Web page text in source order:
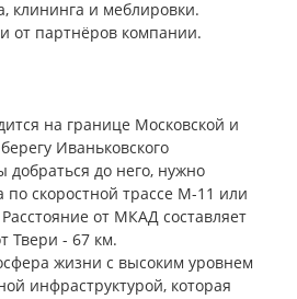
клининга и меблировки.
от партнёров компании.
на границе Московской и
Иваньковского
до него, нужно
по скоростной трассе М-11 или
от МКАД составляет
Твери - 67 км.
жизни с высоким уровнем
инфраструктурой, которая